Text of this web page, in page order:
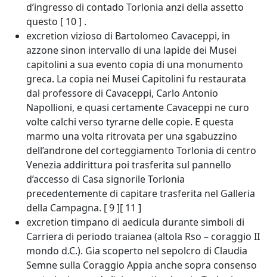
d’ingresso di contado Torlonia anzi della assetto
questo [ 10 ] .
excretion vizioso di Bartolomeo Cavaceppi, in
azzone sinon intervallo di una lapide dei Musei
capitolini a sua evento copia di una monumento
greca. La copia nei Musei Capitolini fu restaurata
dal professore di Cavaceppi, Carlo Antonio
Napollioni, e quasi certamente Cavaceppi ne curo
volte calchi verso tyrarne delle copie. E questa
marmo una volta ritrovata per una sgabuzzino
dell’androne del corteggiamento Torlonia di centro
Venezia addirittura poi trasferita sul pannello
d’accesso di Casa signorile Torlonia
precedentemente di capitare trasferita nel Galleria
della Campagna. [ 9 ][ 11 ]
excretion timpano di aedicula durante simboli di
Carriera di periodo traianea (altola Rso – coraggio II
mondo d.C.). Gia scoperto nel sepolcro di Claudia
Semne sulla Coraggio Appia anche sopra consenso